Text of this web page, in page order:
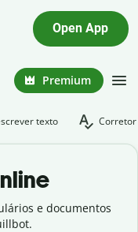
Open App
Premium
texto
e documentos